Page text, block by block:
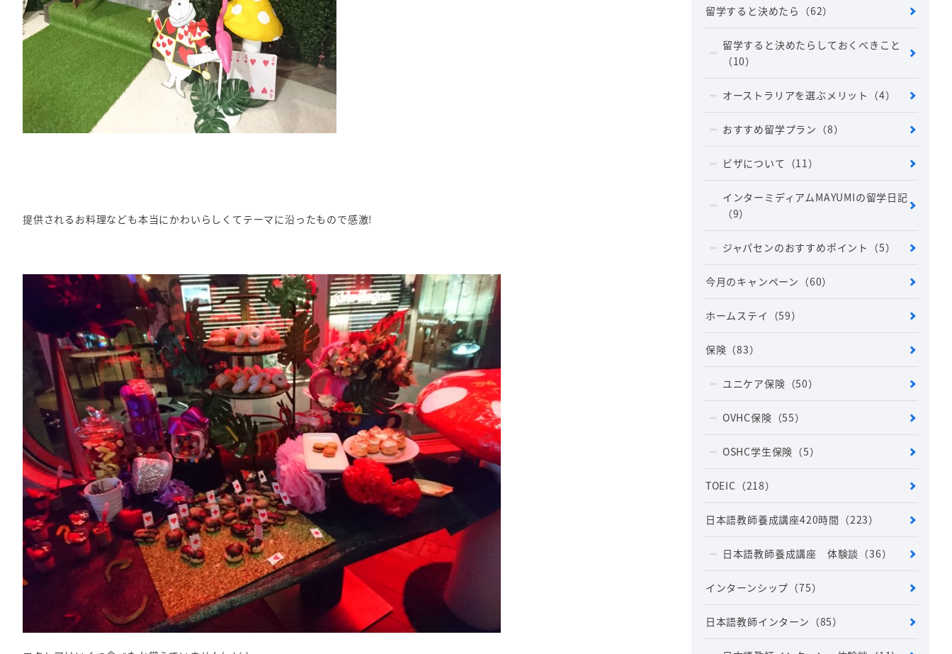
提供されるお料理なども本当にかわいらしくてテーマに沿ったもので感激!
留学すると決めたら （62）
留学すると決めたらしておくべきこと
（10）
オーストラリアを選ぶメリット （4）
おすすめ留学プラン （8）
ビザについて （11）
インターミディアムMAYUMIの留学日記
（9）
ジャパセンのおすすめポイント （5）
今月のキャンペーン （60）
ホームステイ （59）
保険 （83）
ユニケア保険 （50）
OVHC保険 （55）
OSHC学生保険 （5）
TOEIC （218）
日本語教師養成講座420時間 （223）
日本語教師養成講座 体験談 （36）
インターンシップ （75）
日本語教師インターン （85）